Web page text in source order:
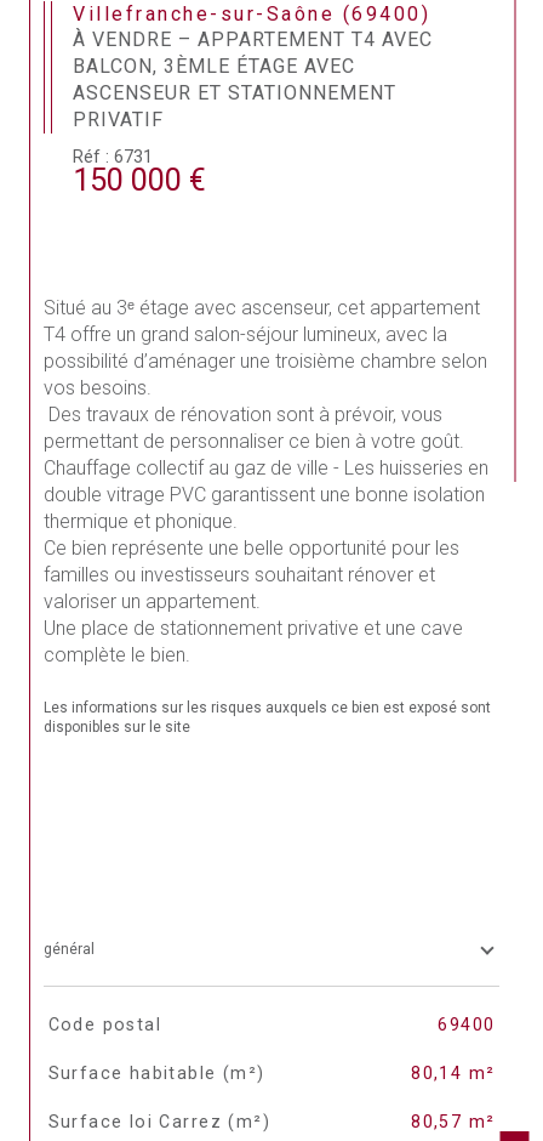
Villefranche-sur-Saône (69400)
À VENDRE – APPARTEMENT T4 AVEC
BALCON, 3ÈMLE ÉTAGE AVEC
ASCENSEUR ET STATIONNEMENT
PRIVATIF
Réf : 6731
150 000 €
Situé au 3ᵉ étage avec ascenseur, cet appartement
T4 offre un grand salon-séjour lumineux, avec la
possibilité d’aménager une troisième chambre selon
vos besoins.
permettant de personnaliser ce bien à votre goût.
Chauffage collectif au gaz de ville - Les huisseries en
double vitrage PVC garantissent une bonne isolation
thermique et phonique.
Ce bien représente une belle opportunité pour les
familles ou investisseurs souhaitant rénover et
valoriser un appartement.
Une place de stationnement privative et une cave
complète le bien.
Les informations sur les risques auxquels ce bien est exposé sont
disponibles sur le site
général
TRAD_SIROCCO_Caracteristique
Code postal 69400
Surface habitable (m²) 80,14 m²
Surface loi Carrez (m²) 80,57 m²